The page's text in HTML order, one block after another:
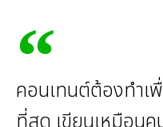
คอนเทนต์ต้องทำเ